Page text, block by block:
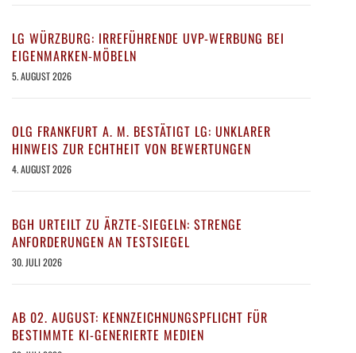
LG WÜRZBURG: IRREFÜHRENDE UVP-WERBUNG BEI
EIGENMARKEN-MÖBELN
5. AUGUST 2026
OLG FRANKFURT A. M. BESTÄTIGT LG: UNKLARER
HINWEIS ZUR ECHTHEIT VON BEWERTUNGEN
4. AUGUST 2026
BGH URTEILT ZU ÄRZTE-SIEGELN: STRENGE
ANFORDERUNGEN AN TESTSIEGEL
30. JULI 2026
AB 02. AUGUST: KENNZEICHNUNGSPFLICHT FÜR
BESTIMMTE KI-GENERIERTE MEDIEN